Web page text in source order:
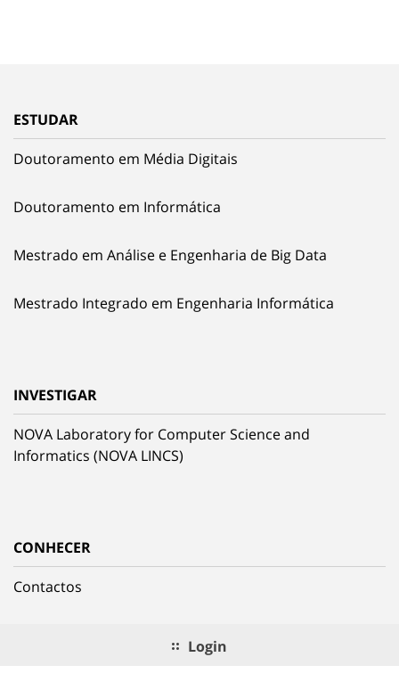
ESTUDAR
Doutoramento em Média Digitais
Doutoramento em Informática
Mestrado em Análise e Engenharia de Big Data
Mestrado Integrado em Engenharia Informática
INVESTIGAR
NOVA Laboratory for Computer Science and
Informatics (NOVA LINCS)
CONHECER
Contactos
Login